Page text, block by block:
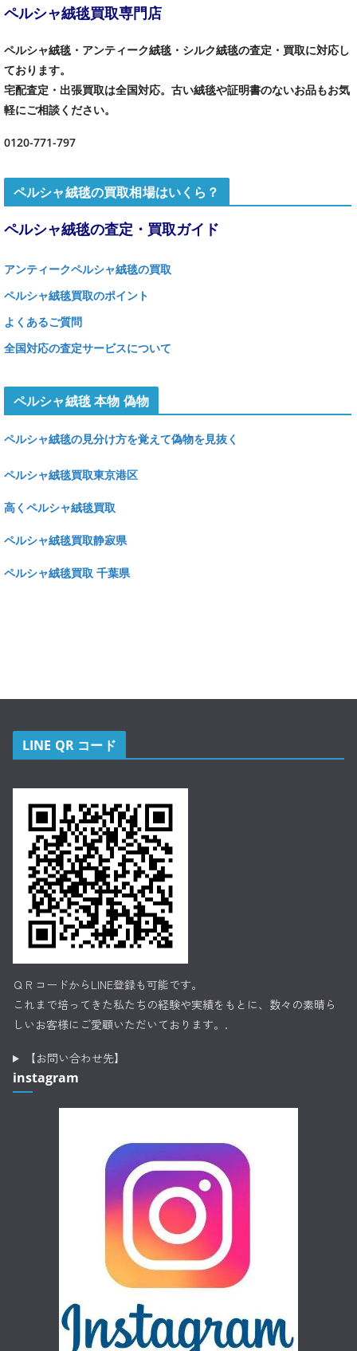
ペルシャ絨毯買取専門店
ペルシャ絨毯・アンティーク絨毯・シルク絨毯の査定・買取に対応し
ております。
宅配査定・出張買取は全国対応。古い絨毯や証明書のないお品もお気
軽にご相談ください。
0120-771-797
ペルシャ絨毯の買取相場はいくら？
ペルシャ絨毯の査定・買取ガイド
アンティークペルシャ絨毯の買取
ペルシャ絨毯買取のポイント
よくあるご質問
全国対応の査定サービスについて
ペルシャ絨毯 本物 偽物
ペルシャ絨毯の見分け方を覚えて偽物を見抜く
ペルシャ絨毯買取東京港区
高くペルシャ絨毯買取
ペルシャ絨毯買取静寂県
ペルシャ絨毯買取 千葉県
LINE QR コード
ＱＲコードからLINE登録も可能です。
これまで培ってきた私たちの経験や実績をもとに、数々の素晴ら
しいお客様にご愛顧いただいております。.
【お問い合わせ先】
instagram